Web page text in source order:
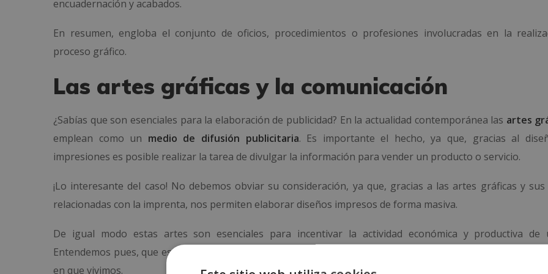
encuadernación y acabados.
En resumen, engloba el conjunto de oficios, procedimientos o profesiones involucradas en la
proceso gráfico.
Las artes gráficas y la comunicación
¿Sabías que son esenciales para la elaboración de publicidad? En la actualidad contemporánea las artes
emplean como un medio de difusión publicitaria. Es importante el hecho, ya que, gracias al
impresiones es posible realizar la tarea de divulgar la información para vender un producto o servicio.
¡Lo interesante del caso! No debemos obviar su consideración, ya que, gracias a las artes gráficas y sus
relacionadas con la imprenta, nos permiten elaborar diseños impresos de forma masiva.
De igual modo estas artes son esenciales para incentivar la actividad económica y productiva de
Entendemos pues, que es de vital importancia mantener las artes gráficas para la evolución y desarrollo del
en que vivimos.